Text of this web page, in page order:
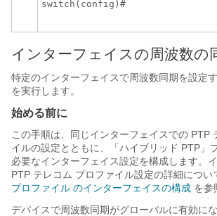
インターフェイスの周波数の
特定のインターフェイスで周波数同期を設定
を実行します。
始める前に
この手順は、同じインターフェイスでの PTP
イルの設定とともに、「ハイブリッド PTP」
必要なインターフェイス設定を構成します。
PTP テレコム プロファイル設定の詳細につい
プロファイル のインターフェイスの構成 を参
デバイスで周波数同期がグローバルに有効に